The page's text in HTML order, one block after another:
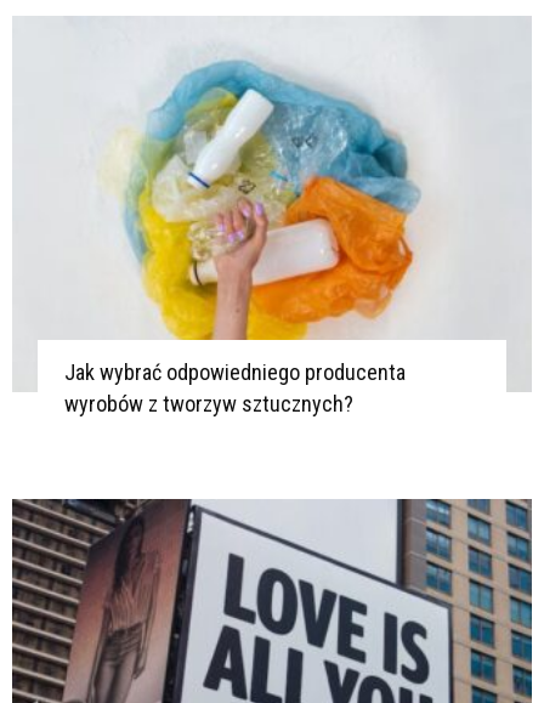
Jak wybrać odpowiedniego producenta
wyrobów z tworzyw sztucznych?